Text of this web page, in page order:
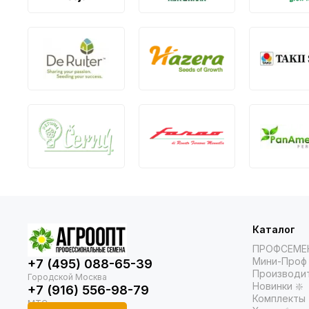
+7 (495) 088-65-39
+7 (916) 556-98-79
Каталог
Мини-Проф
Новинки ❇️
Комплекты